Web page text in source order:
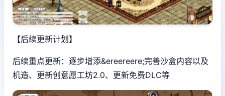
【后续更新计划】
后续重点更新：逐步增添&ereereere;完善沙盒内容以及
机造、更新创意愿工坊2.0、更新免费DLC等